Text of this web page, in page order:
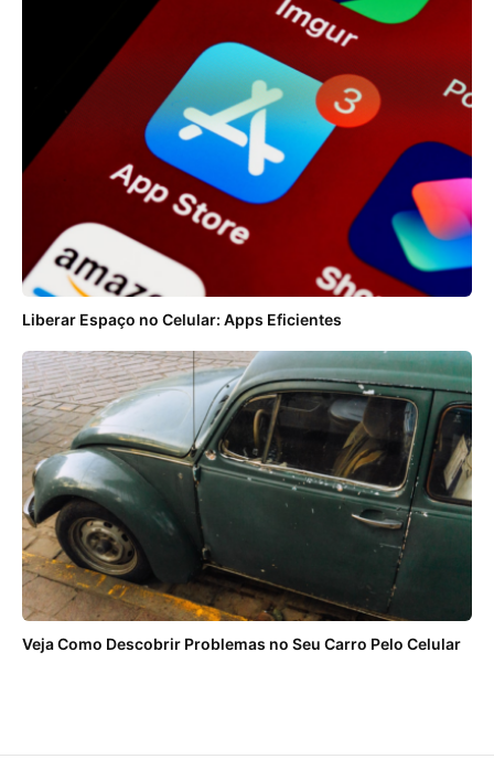
Liberar Espaço no Celular: Apps Eficientes
Veja Como Descobrir Problemas no Seu Carro Pelo Celular